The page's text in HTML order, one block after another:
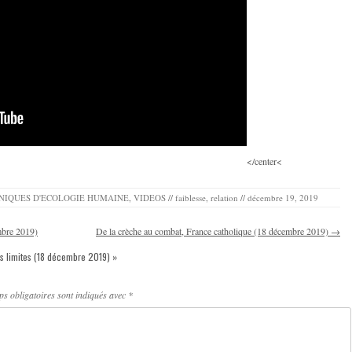
</center<
D'ECOLOGIE HUMAINE VIDEOS // faiblesse relation // décembre 19, 2019
2019) De la crèche au combat, France catholique (18 décembre 2019) →
limites (18 décembre 2019) »
obligatoires sont indiqués avec *